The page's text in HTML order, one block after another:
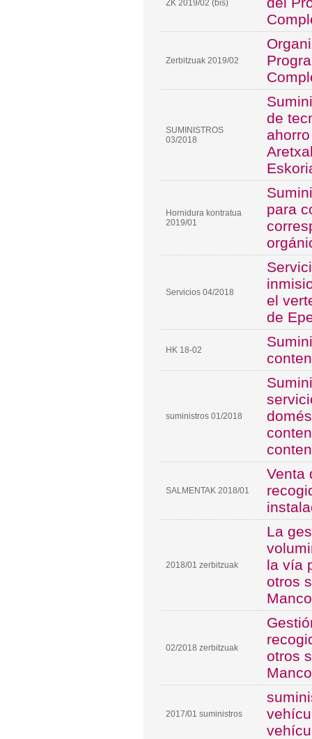
ZK 2019/02 (bis)
Zerbitzuak 2019/02
SUMINISTROS
03/2018
de
Hornidura kontratua
2019/01
para
Servicios 04/2018
el
de
HK 18-02
suministros 01/2018
SALMENTAK 2018/01
Venta
2018/01 zerbitzuak
La
la vía
otros
02/2018 zerbitzuak
otros
2017/01 suministros